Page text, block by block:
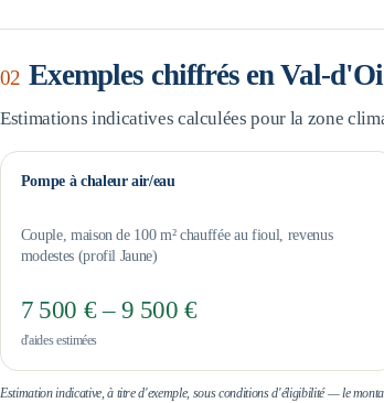
02 Exemples chiffrés enVal-
Estimations indicatives calculées pour la zone
Pompe à chaleur air/eau
Couple, maison de 100 m² chauffée au fioul, revenus
modestes (profil Jaune)
7 500 € – 9 500 €
d'aides estimées
Estimation indicative, à titre d'exemple, sous conditions d'éligibilité — le